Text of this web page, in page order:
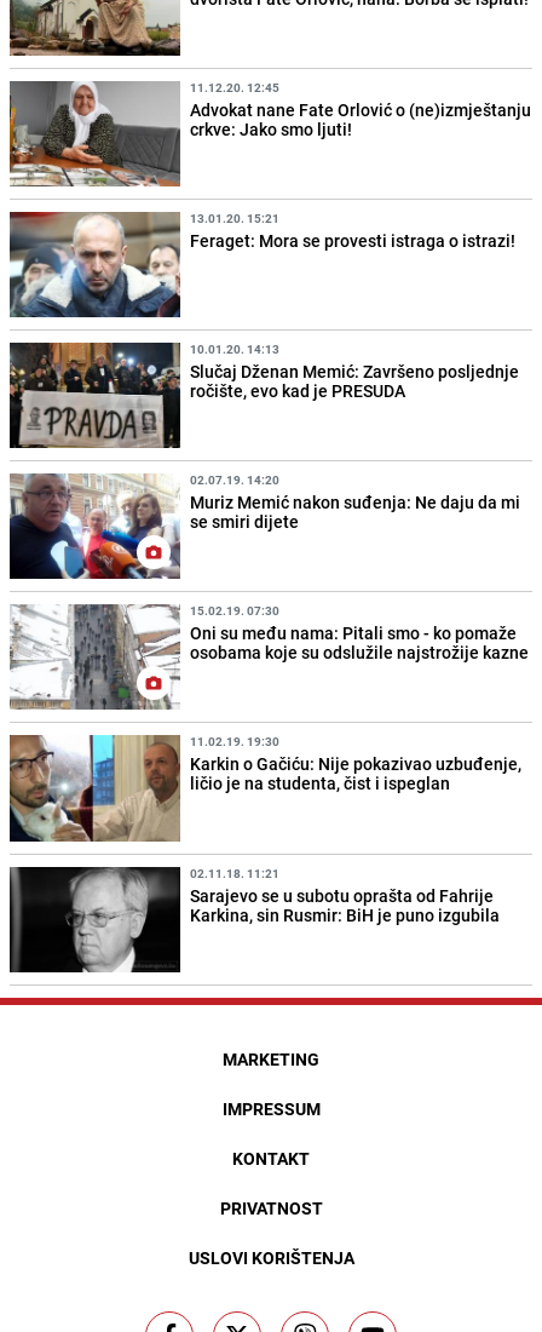
11.12.20. 12:45
Advokat nane Fate Orlović o (ne)izmještanju
crkve: Jako smo ljuti!
13.01.20. 15:21
Feraget: Mora se provesti istraga o istrazi!
10.01.20. 14:13
Slučaj Dženan Memić: Završeno posljednje
ročište, evo kad je PRESUDA
02.07.19. 14:20
Muriz Memić nakon suđenja: Ne daju da mi
se smiri dijete
15.02.19. 07:30
Oni su među nama: Pitali smo - ko pomaže
osobama koje su odslužile najstrožije kazne
11.02.19. 19:30
Karkin o Gačiću: Nije pokazivao uzbuđenje,
ličio je na studenta, čist i ispeglan
02.11.18. 11:21
Sarajevo se u subotu oprašta od Fahrije
Karkina, sin Rusmir: BiH je puno izgubila
MARKETING
IMPRESSUM
KONTAKT
PRIVATNOST
USLOVI KORIŠTENJA